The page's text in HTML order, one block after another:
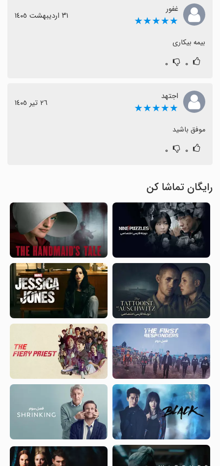
غفور
★★★★★ ٣١ اردیبهشت ١٤٠٥
بیمه بیکاری
۰ ۰
اجتهد
★★★★★ ٢٦ تیر ١٤٠٥
موفق باشید
۰ ۰
رایگان تماشا کن